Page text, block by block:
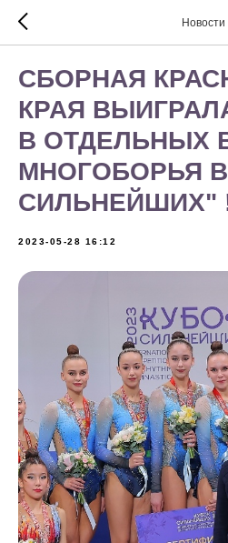
Новости
СБОРНАЯ
КРАЯ
В ОТДЕЛЬНЫХ
МНОГОБОРЬЯ
СИЛЬНЕЙШИХ"
2023-05-28 16:12